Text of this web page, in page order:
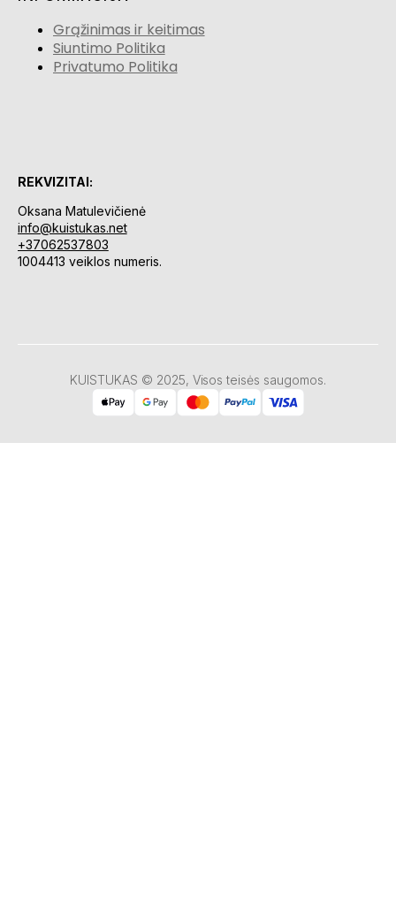
Grąžinimas ir keitimas
Siuntimo Politika
Privatumo Politika
REKVIZITAI:
Oksana Matulevičienė
info@kuistukas.net
+37062537803
1004413 veiklos numeris.
KUISTUKAS © 2025, Visos teisės saugomos.